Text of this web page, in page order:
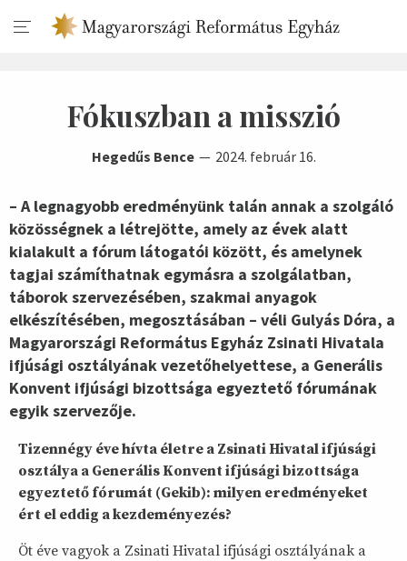
Fókuszban a misszió
Hegedűs Bence 2024. február 16.
– A legnagyobb eredményünk talán annak a szolgáló
közösségnek a létrejötte, amely az évek alatt
kialakult a fórum látogatói között, és amelynek
tagjai számíthatnak egymásra a szolgálatban,
táborok szervezésében, szakmai anyagok
elkészítésében, megosztásában – véli Gulyás Dóra, a
Magyarországi Református Egyház Zsinati Hivatala
ifjúsági osztályának vezetőhelyettese, a Generális
Konvent ifjúsági bizottsága egyeztető fórumának
egyik szervezője.
Tizennégy éve hívta életre a Zsinati Hivatal ifjúsági
osztálya a Generális Konvent ifjúsági bizottsága
egyeztető fórumát (Gekib): milyen eredményeket
ért el eddig a kezdeményezés?
Öt éve vagyok a Zsinati Hivatal ifjúsági osztályának a